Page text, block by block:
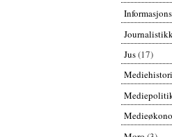
Jus(17)